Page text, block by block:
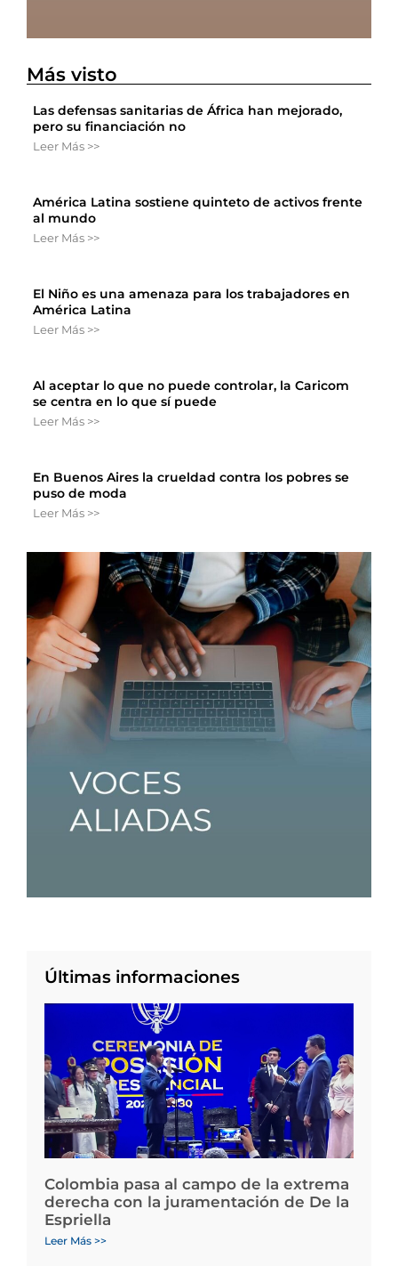
Más visto
Las defensas sanitarias de África han mejorado,
pero su financiación no
Leer Más >>
América Latina sostiene quinteto de activos frente
al mundo
Leer Más >>
El Niño es una amenaza para los trabajadores en
América Latina
Leer Más >>
Al aceptar lo que no puede controlar, la Caricom
se centra en lo que sí puede
Leer Más >>
En Buenos Aires la crueldad contra los pobres se
puso de moda
Leer Más >>
Últimas informaciones
Colombia pasa al campo de la extrema
derecha con la juramentación de De la
Espriella
Leer Más >>